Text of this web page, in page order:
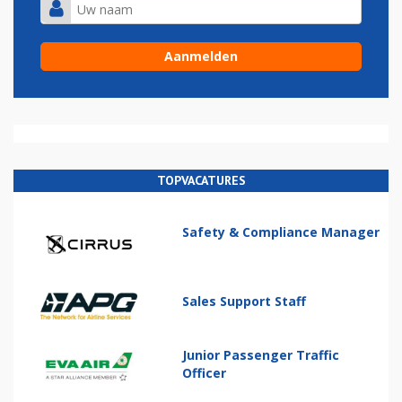
TOPVACATURES
Safety & Compliance Manager
Sales Support Staff
Junior Passenger Traffic
Officer